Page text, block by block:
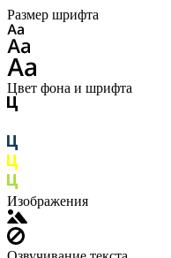
Размер шрифта
Цвет фона и шрифта
Изображения